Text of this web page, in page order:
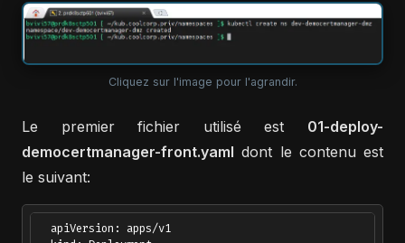
Cliquez sur l'image pour l'agrandir.
Le premier fichier utilisé est 01-deploy-
democertmanager-front.yaml dont le contenu est
le suivant:
  apiVersion: apps/v1